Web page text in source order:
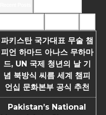
파키스탄 국가대표 무술 챔
피언 하마드 아나스 무하마
드, UN 국제 청년의 날 기
념 북방식 씨름 세계 챔피
언십 문화본부 공식 추천
Pakistan’s National